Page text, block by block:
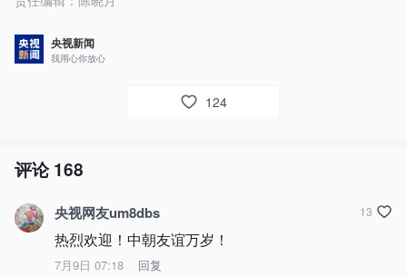
央视新闻
我用心你放心
124
评论168
央视网友um8dbs
热烈欢迎！中朝友谊万岁！
7月9日 07:18 回复
13